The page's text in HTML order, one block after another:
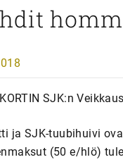
SJK:n
ja SJK-tuubihuivi
(50 e/hlö)